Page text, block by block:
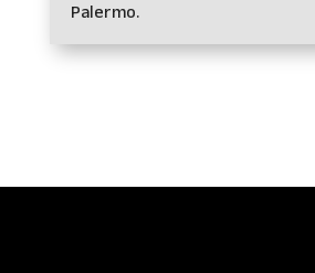
Palermo.